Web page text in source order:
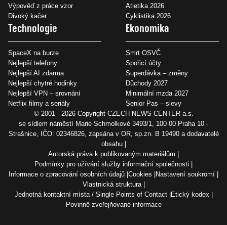
Výpověď z práce vzor
Divoký kačer
Atletika 2026
Cyklistika 2026
Technologie
SpaceX na burze
Nejlepší telefony
Nejlepší AI zdarma
Nejlepší chytré hodinky
Nejlepší VPN – srovnání
Netflix filmy a seriály
Ekonomika
Smrt OSVČ
Spořicí účty
Superdávka – změny
Důchody 2027
Minimální mzda 2027
Senior Pas – slevy
© 2001 - 2026 Copyright CZECH NEWS CENTER a.s.
se sídlem náměstí Marie Schmolkové 3493/1, 100 00 Praha 10 -
Strašnice, IČO: 02346826, zapsána v OR, sp.zn. B 19490 a dodavatelé
obsahu
Autorská práva k publikovaným materiálům
Podmínky pro užívání služby informační společnosti
Informace o zpracování osobních údajů Cookies Nastavení soukromí
Vlastnická struktura
Jednotná kontaktní místa / Single Points of Contact Etický kodex
Povinně zveřejňované informace